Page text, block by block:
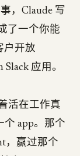
，Claude 写
了一个你能
户开放
应用。
活在工作真
个 app。那个
，赢过那个